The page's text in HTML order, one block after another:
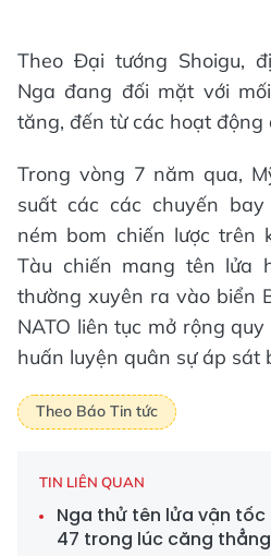
Theo Đại tướng Shoigu,
Nga đang đối mặt với
tăng, đến từ các hoạt động
Trong vòng 7 năm qua,
suất các các chuyến
ném bom chiến lược trên
Tàu chiến mang tên lửa
thường xuyên ra vào biển
NATO liên tục mở rộng
huấn luyện quân sự áp sát
Theo Báo Tin tức
TIN LIÊN QUAN
Nga thử tên lửa vận
47 trong lúc căng